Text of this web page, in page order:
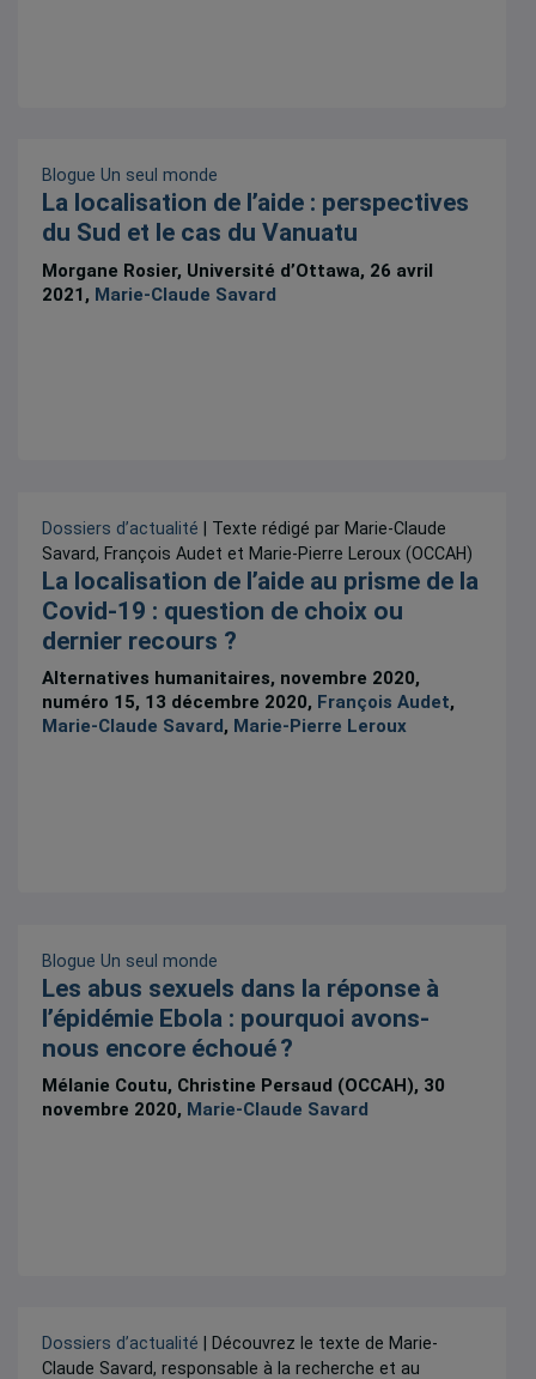
Blogue Un seul monde
La localisation de l’aide : perspectives
du Sud et le cas du Vanuatu
Morgane Rosier, Université d’Ottawa, 26 avril
2021, Marie-Claude Savard
Dossiers d’actualité | Texte rédigé par Marie-Claude
Savard, François Audet et Marie-Pierre Leroux (OCCAH)
La localisation de l’aide au prisme de la
Covid-19 : question de choix ou
dernier recours ?
Alternatives humanitaires, novembre 2020,
numéro 15, 13 décembre 2020, François Audet,
Marie-Claude Savard , Marie-Pierre Leroux
Blogue Un seul monde
Les abus sexuels dans la réponse à
l’épidémie Ebola : pourquoi avons-
nous encore échoué ?
Mélanie Coutu, Christine Persaud (OCCAH), 30
novembre 2020, Marie-Claude Savard
Dossiers d’actualité | Découvrez le texte de Marie-
Claude Savard, responsable à la recherche et au